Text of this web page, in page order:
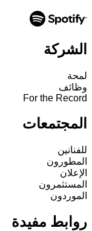
الشركة
لمحة
وظائف
For the Record
المجتمعات
للفنانين
المطورون
الإعلان
المستثمرون
الموردون
روابط مفيدة